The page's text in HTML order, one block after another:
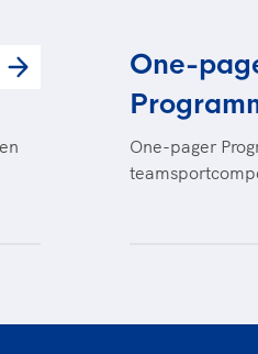
One-
One-pager